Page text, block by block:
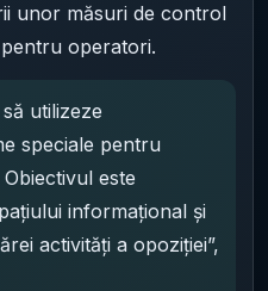
unor măsuri de control
operatori.
utilizeze
speciale pentru
este
informațional și
activități a opoziției”,